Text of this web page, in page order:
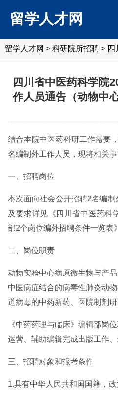
留学人才网
留学人才网 > 科研院所招聘 > 四
四川省中医药科学院
作人员通告（动物中
结合本院中医药科研工作需要
名编制外工作人员，现将相关事
一、招聘岗位
本次面向社会公开招聘2名编
及要求详见《四川省中医药科
部2个岗位编外招聘条件一览表
二、岗位职责
动物实验中心病原微生物与产
中医病症结合的病毒性肺炎动
道病毒的中药新药、医院制剂研
《中药药理与临床》编辑部岗
运营、辅助编辑完成出版工作、
三、招聘对象和报考条件
1.具有中华人民共和国国籍，